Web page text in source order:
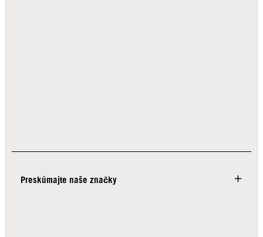
Preskúmajte naše značky